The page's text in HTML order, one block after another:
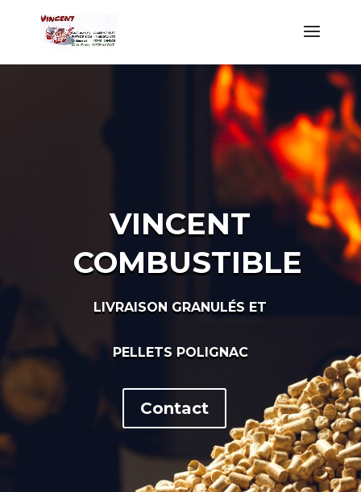
VINCENT
COMBUSTIBLE
LIVRAISON GRANULÉS ET
PELLETS POLIGNAC
Contact